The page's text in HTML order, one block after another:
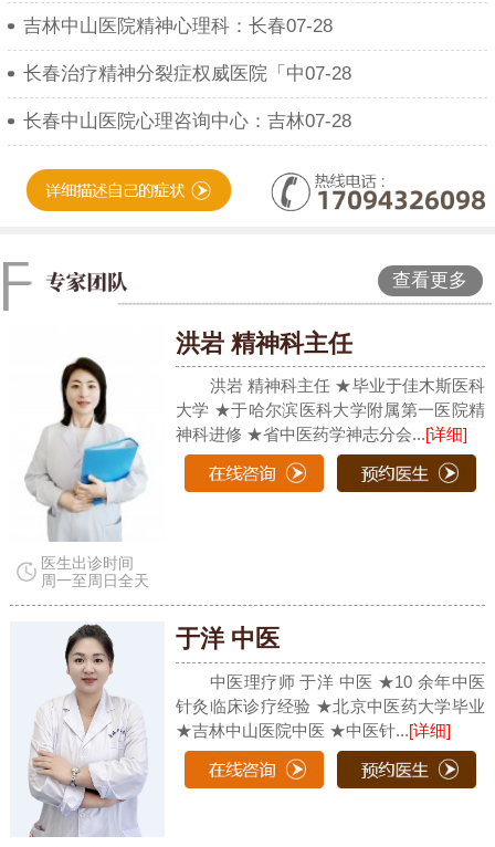
吉林中山医院精神心理科：长春07-28
长春治疗精神分裂症权威医院「中07-28
长春中山医院心理咨询中心：吉林07-28
查看更多
医生出诊时间
周一至周日全天
洪岩 精神科主任
洪岩 精神科主任 ★毕业于佳木斯医科
大学 ★于哈尔滨医科大学附属第一医院精
神科进修 ★省中医药学神志分会...[详细]
于洋 中医
中医理疗师 于洋 中医 ★10 余年中医
针灸临床诊疗经验 ★北京中医药大学毕业
★吉林中山医院中医 ★中医针...[详细]